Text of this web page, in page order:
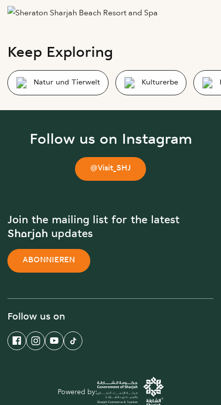
Keep Exploring
Natur und Tierwelt Kulturerbe
Follow us on Instagram
@Visit_SHJ
Join the mailing list for the latest
Sharjah updates
ABONNIEREN
Follow us on
Powered by: